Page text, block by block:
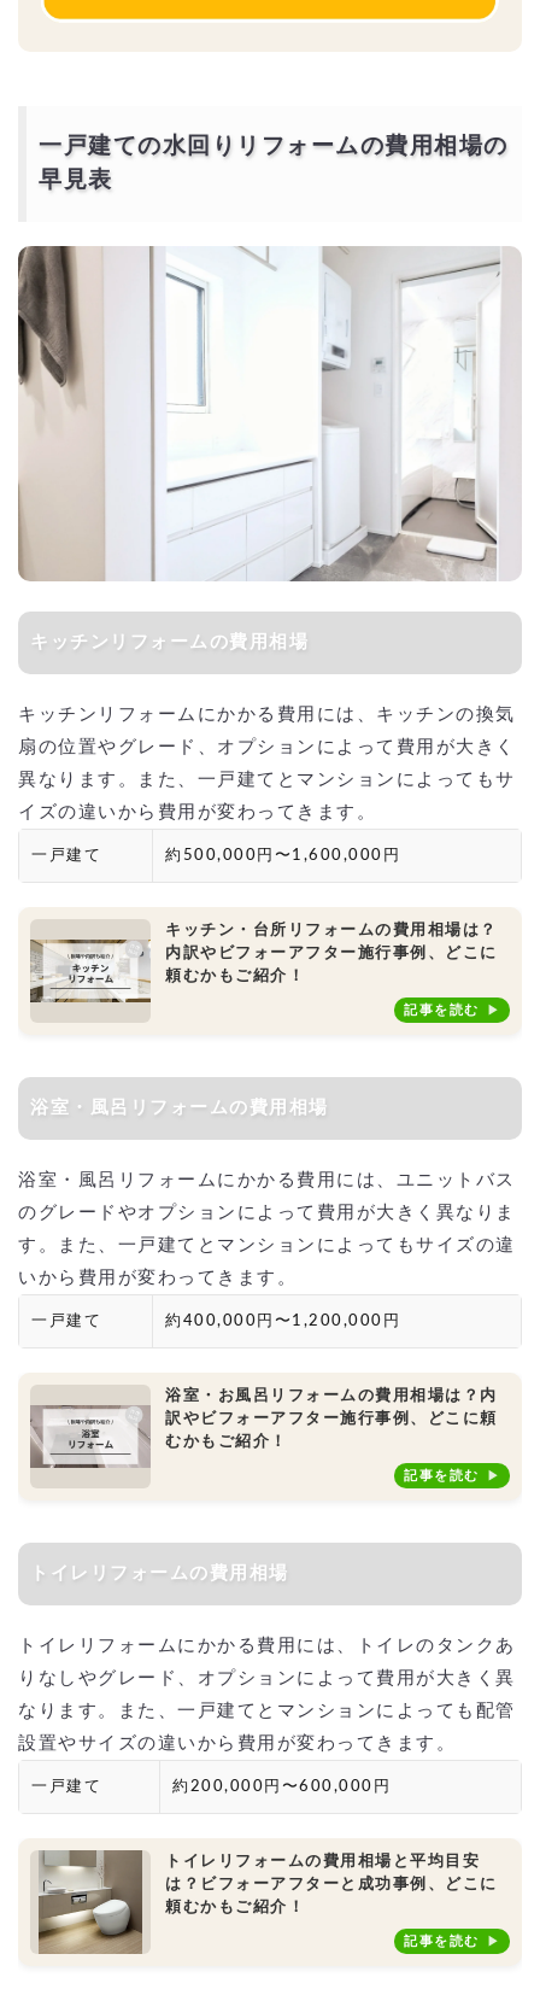
一戸建ての水回りリフォームの費用相場の
早見表
キッチンリフォームの費用相場
キッチンリフォームにかかる費用には、キッチンの換気
扇の位置やグレード、オプションによって費用が大きく
異なります。また、一戸建てとマンションによってもサ
イズの違いから費用が変わってきます。
一戸建て 約500,000円〜1,600,000円
キッチン・台所リフォームの費用相場は？
内訳やビフォーアフター施行事例、どこに
頼むかもご紹介！
記事を読む
浴室・風呂リフォームの費用相場
浴室・風呂リフォームにかかる費用には、ユニットバス
のグレードやオプションによって費用が大きく異なりま
す。また、一戸建てとマンションによってもサイズの違
いから費用が変わってきます。
一戸建て 約400,000円〜1,200,000円
浴室・お風呂リフォームの費用相場は？内
訳やビフォーアフター施行事例、どこに頼
むかもご紹介！
記事を読む
トイレリフォームの費用相場
トイレリフォームにかかる費用には、トイレのタンクあ
りなしやグレード、オプションによって費用が大きく異
なります。また、一戸建てとマンションによっても配管
設置やサイズの違いから費用が変わってきます。
一戸建て 約200,000円〜600,000円
トイレリフォームの費用相場と平均目安
は？ビフォーアフターと成功事例、どこに
頼むかもご紹介！
記事を読む